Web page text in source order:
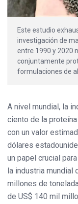
Este estudio
investigación de
entre 1990 y 2020
conjuntamente
formulaciones de
A nivel mundial, la
ciento de la
con un valor
dólares
un papel crucial
la industria mundial
millones de
de US$ 140 mil